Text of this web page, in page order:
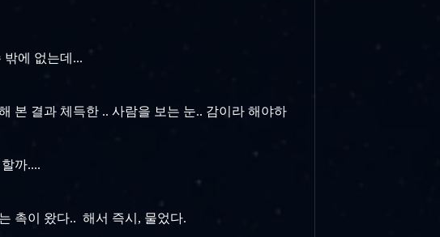
에 없는데...
본 결과 체득한 .. 사람을 보는 눈.. 감이라 해야하
까....
촉이 왔다.. 해서 즉시, 물었다.